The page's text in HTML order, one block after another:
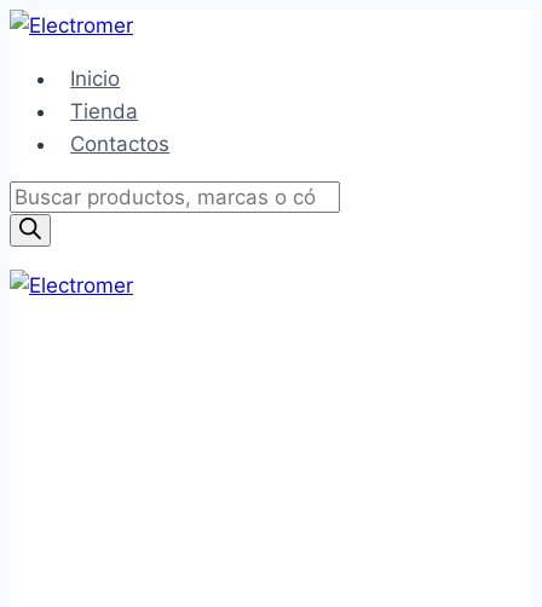
Saltar
contenido
Inicio
Tienda
Contactos
Búsqueda
de